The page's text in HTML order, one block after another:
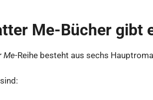
Me-Bücher gibt
Me-Reihe besteht aus sechs